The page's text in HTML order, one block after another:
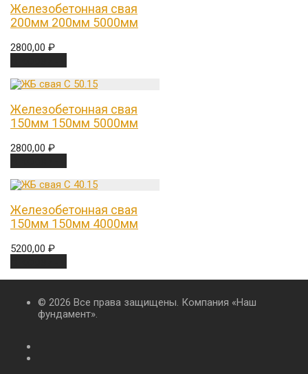
Железобетонная свая
200мм 200мм 5000мм
2800,00 ₽
Железобетонная свая
150мм 150мм 5000мм
2800,00 ₽
Железобетонная свая
150мм 150мм 4000мм
5200,00 ₽
© 2026 Все права защищены. Компания «Наш
фундамент».